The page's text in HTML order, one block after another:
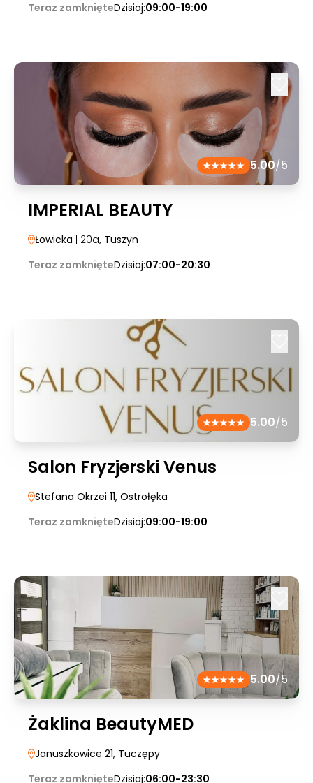
Teraz zamknięteDzisiaj:09:00-19:00
5.00/5
IMPERIAL BEAUTY
Łowicka | 20a, Tuszyn
Teraz zamknięteDzisiaj:07:00-20:30
5.00/5
Salon Fryzjerski Venus
Stefana Okrzei 11, Ostrołęka
Teraz zamknięteDzisiaj:09:00-19:00
5.00/5
Żaklina BeautyMED
Januszkowice 21, Tuczępy
Teraz zamknięteDzisiaj:06:00-23:30